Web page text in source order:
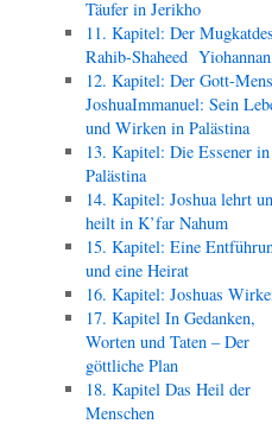
Täufer in Jerikho
11. Kapitel: Der
Rahib-Shaheed
12. Kapitel: Der Gott-
JoshuaImmanuel: Sein
und Wirken in Palästina
13. Kapitel: Die Essener in
Palästina
14. Kapitel: Joshua lehrt
heilt in K’far Nahum
15. Kapitel: Eine
und eine Heirat
16. Kapitel: Joshuas
17. Kapitel In Gedanken,
Worten und Taten – Der
göttliche Plan
18. Kapitel Das Heil der
Menschen